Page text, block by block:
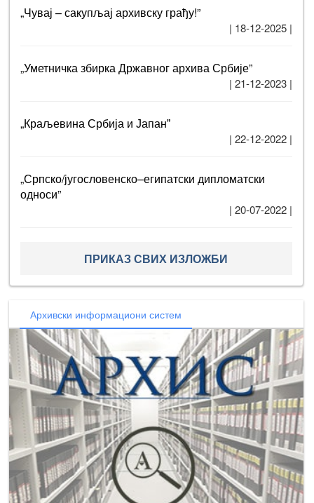
„Чувај – сакупљај архивску грађу!”
| 18-12-2025 |
„Уметничка збирка Државног архива Србије”
| 21-12-2023 |
„Краљевина Србија и Јапанˮ
| 22-12-2022 |
„Српско/југословенско–египатски дипломатски
односи”
| 20-07-2022 |
ПРИКАЗ СВИХ ИЗЛОЖБИ
Архивски информациони систем